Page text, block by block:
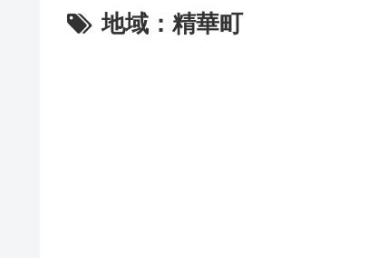
地域：精華町